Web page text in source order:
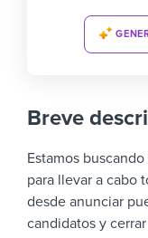
Breve
Estamos
para llevar a cabo
desde anunciar
candidatos y